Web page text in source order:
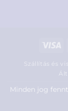
Szállítás és
Minden jog